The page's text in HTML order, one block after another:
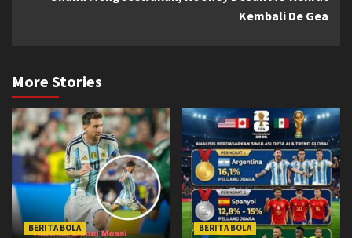
Kembali De Gea
More Stories
BERITA BOLA
BERITA BOLA